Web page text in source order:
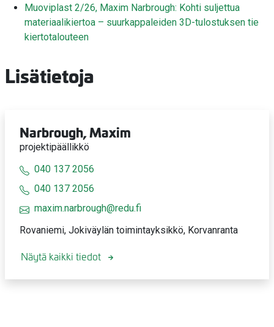
Muoviplast 2/26, Maxim Narbrough: Kohti suljettua
materiaalikiertoa – suurkappaleiden 3D-tulostuksen tie
kiertotalouteen
Lisätietoja
Narbrough, Maxim
projektipäällikkö
040 137 2056
040 137 2056
maxim.narbrough@redu.fi
Rovaniemi, Jokiväylän toimintayksikkö, Korvanranta
Näytä kaikki tiedot